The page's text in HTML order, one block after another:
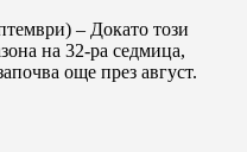
– Докато този
на 32-ра седмица,
още през август.